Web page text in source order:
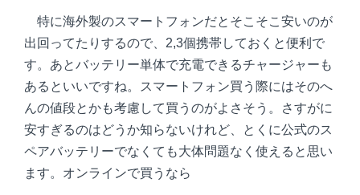
特に海外製のスマートフォンだとそこそこ安いのが
出回ってたりするので、2,3個携帯しておくと便利で
す。あとバッテリー単体で充電できるチャージャーも
あるといいですね。スマートフォン買う際にはそのへ
んの値段とかも考慮して買うのがよさそう。さすがに
安すぎるのはどうか知らないけれど、とくに公式のス
ペアバッテリーでなくても大体問題なく使えると思い
ます。オンラインで買うなら